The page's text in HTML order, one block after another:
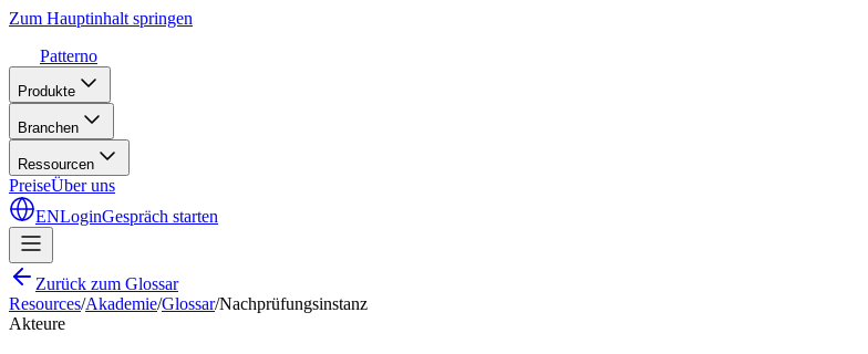
Zum Hauptinhalt springen
Patterno
Produkte
Branchen
Ressourcen
PreiseÜber uns
ENLoginGespräch starten
Zurück zum Glossar
Resources/Akademie/Glossar/Nachprüfungsinstanz
Akteure